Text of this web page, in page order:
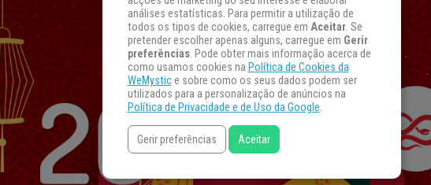
análises estatísticas. Para permitir a utilização de
todos os tipos de cookies, carregue em Aceitar. Se
pretender escolher apenas alguns, carregue em Gerir
preferências. Pode obter mais informação acerca de
como usamos cookies na Política de Cookies da
WeMystice sobre como os seus dados podem ser
utilizados para a personalização de anúncios na
Política de Privacidade e de Uso da Google.
Gerir preferências Aceitar